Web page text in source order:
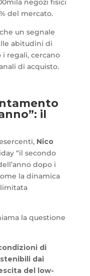
negozi fisici
del mercato.
un segnale
abitudini di
regali, cercano
di acquisto.
il
Nico
“il secondo
dopo i
la dinamica
la questione
di
dai
del low-